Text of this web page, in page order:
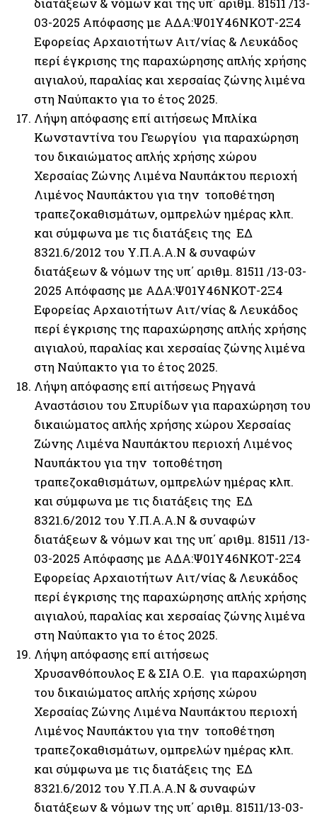
03-2025 Απόφασης με ΑΔΑ:Ψ01Υ46ΝΚΟΤ-2Ξ4
Εφορείας Αρχαιοτήτων Αιτ/νίας & Λευκάδος
περί έγκρισης της παραχώρησης απλής χρήσης
αιγιαλού, παραλίας και χερσαίας ζώνης λιμένα
στη Ναύπακτο για το έτος 2025.
Λήψη απόφασης επί αιτήσεως Μπλίκα
Κωνσταντίνα του Γεωργίου για παραχώρηση
του δικαιώματος απλής χρήσης χώρου
Χερσαίας Ζώνης Λιμένα Ναυπάκτου περιοχή
Λιμένος Ναυπάκτου για την τοποθέτηση
τραπεζοκαθισμάτων, ομπρελών ημέρας κλπ.
και σύμφωνα με τις διατάξεις της ΕΔ
8321.6/2012 του Υ.Π.Α.Α.Ν & συναφών
διατάξεων & νόμων της υπ΄ αριθμ. 81511 /13-03-
2025 Απόφασης με ΑΔΑ:Ψ01Υ46ΝΚΟΤ-2Ξ4
Εφορείας Αρχαιοτήτων Αιτ/νίας & Λευκάδος
περί έγκρισης της παραχώρησης απλής χρήσης
αιγιαλού, παραλίας και χερσαίας ζώνης λιμένα
στη Ναύπακτο για το έτος 2025.
Λήψη απόφασης επί αιτήσεως Ρηγανά
Αναστάσιου του Σπυρίδων για παραχώρηση του
δικαιώματος απλής χρήσης χώρου Χερσαίας
Ζώνης Λιμένα Ναυπάκτου περιοχή Λιμένος
Ναυπάκτου για την τοποθέτηση
τραπεζοκαθισμάτων, ομπρελών ημέρας κλπ.
και σύμφωνα με τις διατάξεις της ΕΔ
8321.6/2012 του Υ.Π.Α.Α.Ν & συναφών
διατάξεων & νόμων και της υπ΄ αριθμ. 81511 /13-
03-2025 Απόφασης με ΑΔΑ:Ψ01Υ46ΝΚΟΤ-2Ξ4
Εφορείας Αρχαιοτήτων Αιτ/νίας & Λευκάδος
περί έγκρισης της παραχώρησης απλής χρήσης
αιγιαλού, παραλίας και χερσαίας ζώνης λιμένα
στη Ναύπακτο για το έτος 2025.
Λήψη απόφασης επί αιτήσεως
Χρυσανθόπουλος Ε & ΣΙΑ Ο.Ε. για παραχώρηση
του δικαιώματος απλής χρήσης χώρου
Χερσαίας Ζώνης Λιμένα Ναυπάκτου περιοχή
Λιμένος Ναυπάκτου για την τοποθέτηση
τραπεζοκαθισμάτων, ομπρελών ημέρας κλπ.
και σύμφωνα με τις διατάξεις της ΕΔ
8321.6/2012 του Υ.Π.Α.Α.Ν & συναφών
διατάξεων & νόμων της υπ΄ αριθμ. 81511/13-03-